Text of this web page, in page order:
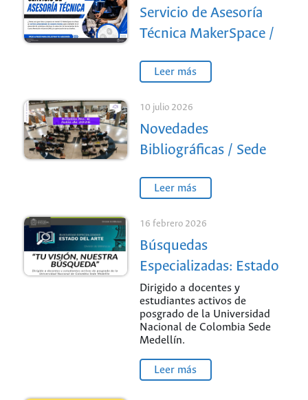
Servicio de Asesoría
Técnica MakerSpace /
Leer más
10 julio 2026
Novedades
Bibliográficas / Sede
Leer más
16 febrero 2026
Búsquedas
Especializadas: Estado
del Arte / Sede
Medellín
Dirigido a docentes y
estudiantes activos de
posgrado de la Universidad
Nacional de Colombia Sede
Medellín.
Leer más